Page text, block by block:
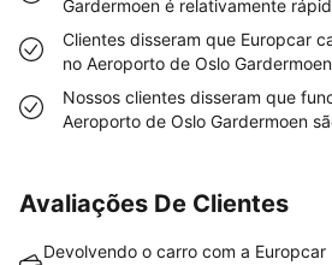
Gardermoen é relativamente
Clientes disseram que Europcar
no Aeroporto de Oslo Gardermoen
Nossos clientes disseram que
Aeroporto de Oslo Gardermoen
Avaliações De Clientes
Devolvendo o carro com a